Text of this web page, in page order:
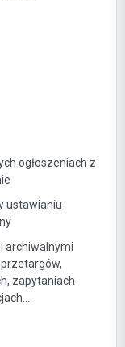
ogłoszeniach z
ustawianiu
archiwalnymi
zapytaniach